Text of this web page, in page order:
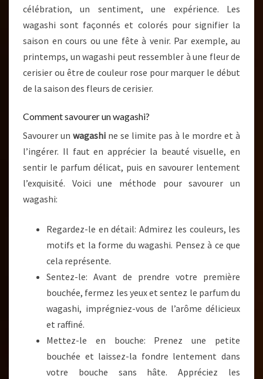
célébration, un sentiment, une expérience. Les
wagashi sont façonnés et colorés pour signifier la
saison en cours ou une fête à venir. Par exemple, au
printemps, un wagashi peut ressembler à une fleur de
cerisier ou être de couleur rose pour marquer le début
de la saison des fleurs de cerisier.
Comment savourer un wagashi?
Savourer un wagashi ne se limite pas à le mordre et à
l’ingérer. Il faut en apprécier la beauté visuelle, en
sentir le parfum délicat, puis en savourer lentement
l’exquisité. Voici une méthode pour savourer un
wagashi:
Regardez-le en détail: Admirez les couleurs, les
motifs et la forme du wagashi. Pensez à ce que
cela représente.
Sentez-le: Avant de prendre votre première
bouchée, fermez les yeux et sentez le parfum du
wagashi, imprégniez-vous de l’arôme délicieux
et raffiné.
Mettez-le en bouche: Prenez une petite
bouchée et laissez-la fondre lentement dans
votre bouche sans hâte. Appréciez les